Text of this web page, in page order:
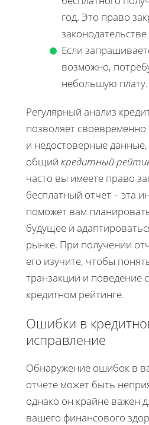
год. Это право
Если
возможно,
небольшую плату.
Регулярный анализ
позволяет
и недостоверные
общий кредитный
часто вы имеете право
бесплатный отчет – эта
поможет вам
будущее и
рынке. При получении
его изучите, чтобы
транзакции и поведение
кредитном рейтинге.
Ошибки в
исправление
Обнаружение ошибок в
отчете может быть
однако он крайне важен
вашего финансового